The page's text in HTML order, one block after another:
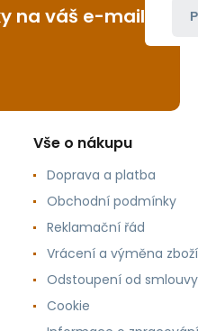
na váš e-mail
Vše o nákupu
Doprava a platba
Obchodní podmínky
Reklamační řád
Vrácení a výměna zboží
Odstoupení od smlouvy
Cookie